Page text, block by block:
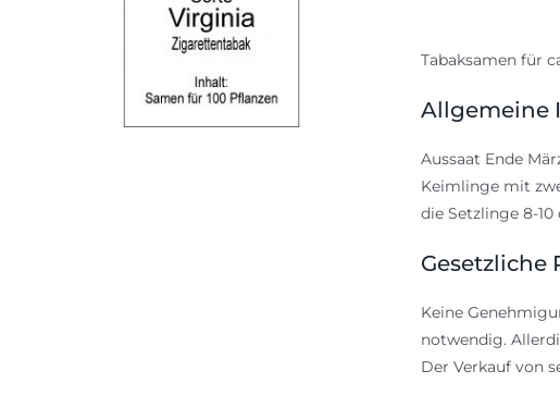
Tabaksamen für
Allgemeine
Aussaat Ende
Keimlinge mit
die Setzlinge 8-
Keine
notwendig.
Der Verkauf von